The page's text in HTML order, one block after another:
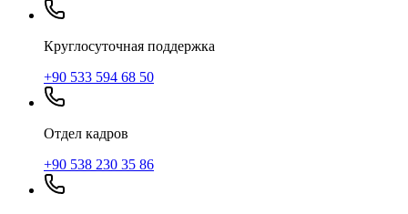
Круглосуточная поддержка
+90 533 594 68 50
Отдел кадров
+90 538 230 35 86